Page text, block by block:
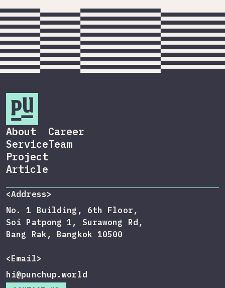
About
Service
Project
Article
Career
Team
<Address>
No. 1 Building, 6th Floor,
Soi Patpong 1, Surawong Rd,
Bang Rak, Bangkok 10500
<Email>
hi@punchup.world